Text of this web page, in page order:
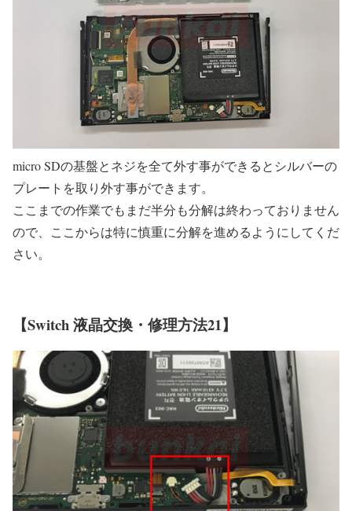
micro SDの基盤とネジを全て外す事ができるとシルバーの
プレートを取り外す事ができます。
ここまでの作業でもまだ半分も分解は終わっておりません
ので、ここからは特に慎重に分解を進めるようにしてくだ
さい。
【Switch 液晶交換・修理方法21】